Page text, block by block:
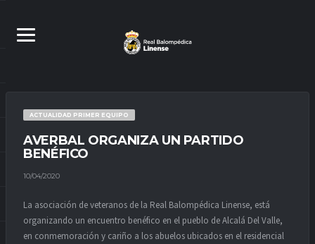
ACTUALIDAD PRIMER EQUIPO
AVERBAL ORGANIZA UN PARTIDO
BENÉFICO
10/04/2020
La asociación de veteranos de la Real Balompédica Linense, está
organizando un encuentro benéfico en el pueblo de Alcalá Del Valle,
en conmemoración y cariño a los abuelos ubicados en el residencial